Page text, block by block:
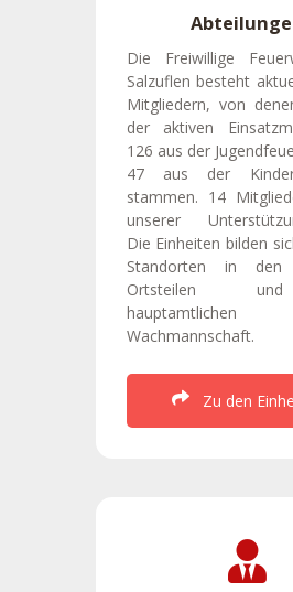
Die Freiwillige
Salzuflen besteht
Mitgliedern, von
der aktiven
126 aus der
47 aus der
stammen. 14
unserer
Die Einheiten bilden
Standorten in den
Ortsteilen
hauptamtlichen
Wachmannschaft.
Zu den